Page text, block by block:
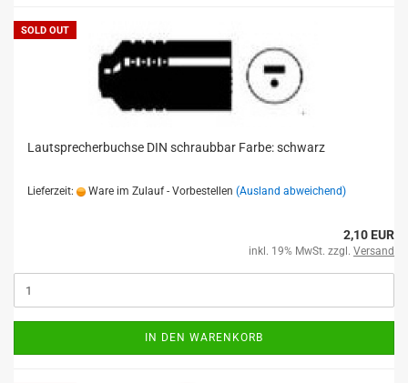
SOLD OUT
Lautsprecherbuchse DIN schraubbar Farbe: schwarz
Lieferzeit: Ware im Zulauf - Vorbestellen (Ausland abweichend)
2,10 EUR
inkl. 19% MwSt. zzgl. Versand
IN DEN WARENKORB